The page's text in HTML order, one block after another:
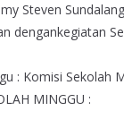
Steven
dengankegiatan
: Komisi Sekolah
MINGGU :